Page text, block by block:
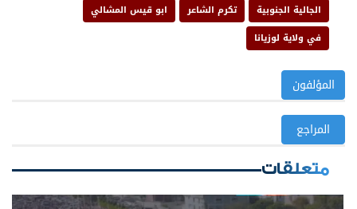
الجالية الجنوبية تكرم الشاعر
ابو قيس المشالي
في ولاية لوزيانا
المؤلفون
المراجع
متعلقات